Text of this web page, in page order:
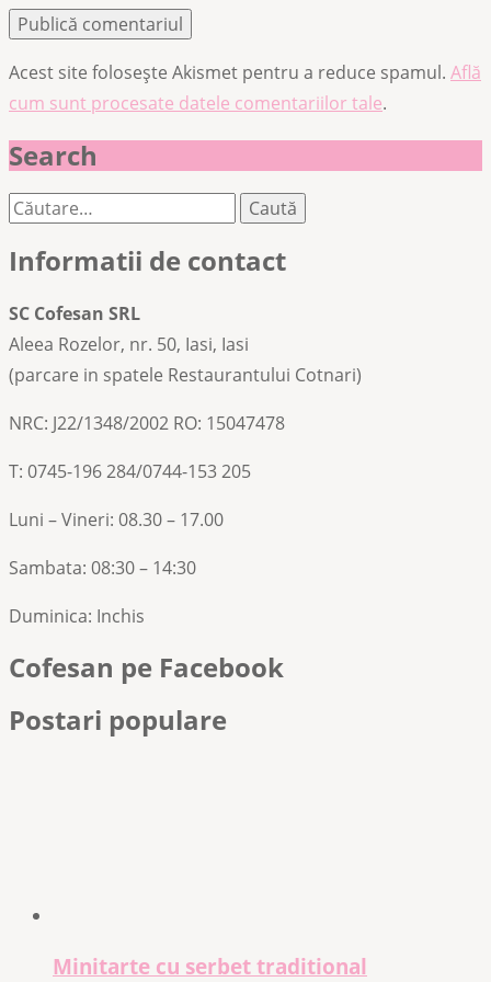
Acest site folosește Akismet pentru a reduce spamul. Află
cum sunt procesate datele comentariilor tale.
Search
Caută
Informatii de contact
SC Cofesan SRL
Aleea Rozelor, nr. 50, Iasi, Iasi
(parcare in spatele Restaurantului Cotnari)
NRC: J22/1348/2002 RO: 15047478
T: 0745-196 284/0744-153 205
Luni – Vineri: 08.30 – 17.00
Sambata: 08:30 – 14:30
Duminica: Inchis
Cofesan pe Facebook
Postari populare
Minitarte cu serbet traditional